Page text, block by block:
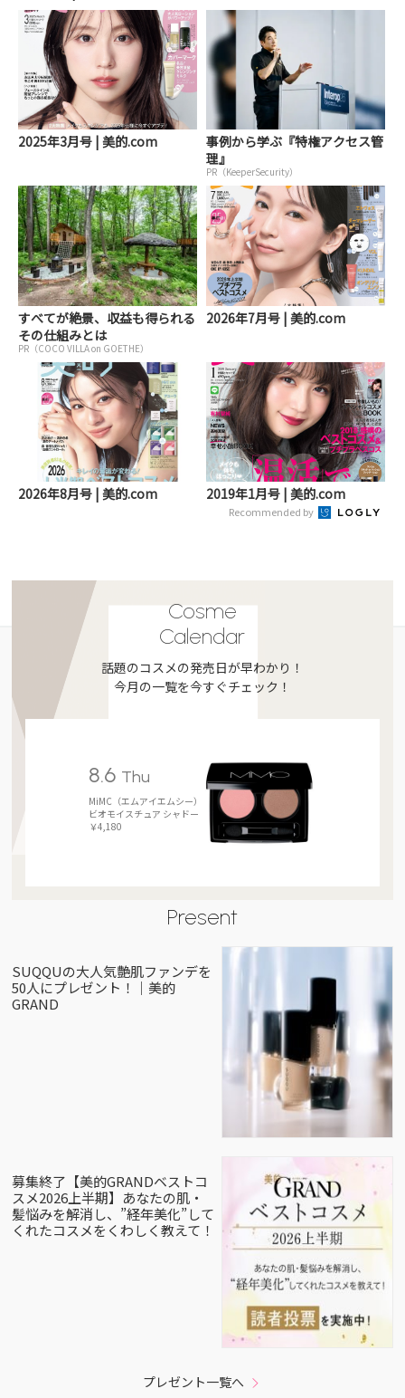
2025年3月号 | 美的.com
事例から学ぶ『特権アクセス管
理』
PR（KeeperSecurity）
すべてが絶景、収益も得られる
その仕組みとは
PR（COCO VILLA on GOETHE）
2026年7月号 | 美的.com
2026年8月号 | 美的.com 2019年1月号 | 美的.com
Recommended by
Cosme
Calendar
話題のコスメの発売日が早わかり！
今月の一覧を今すぐチェック！
8.6 Thu
MiMC（エムアイエムシー）
ビオモイスチュア シャドー
￥4,180
Present
SUQQUの大人気艶肌ファンデを
50人にプレゼント！｜美的
GRAND
募集終了【美的GRANDベストコ
スメ2026上半期】あなたの肌・
髪悩みを解消し、”経年美化”して
くれたコスメをくわしく教えて！
プレゼント一覧へ